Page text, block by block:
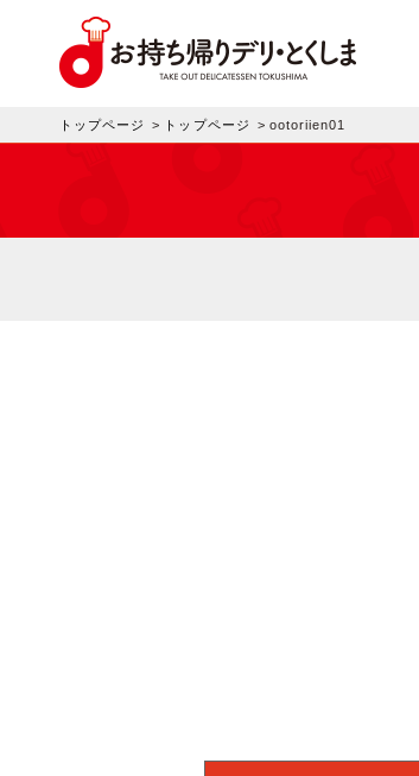
トップページ > トップページ > ootoriien01